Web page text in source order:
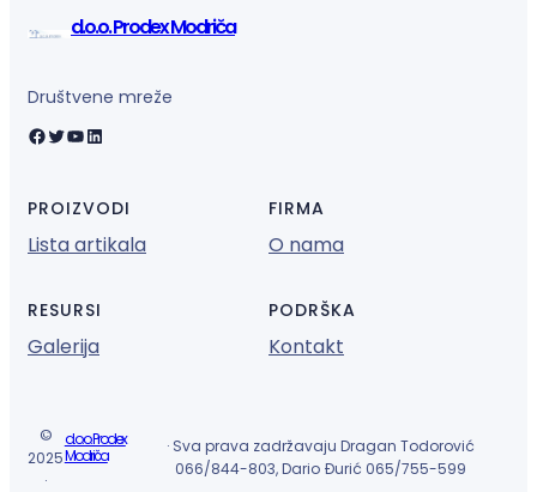
d.o.o. Prodex Modriča
Društvene mreže
Facebook Twitter YouTube LinkedIn
PROIZVODI
Lista artikala
FIRMA
O nama
RESURSI
Galerija
PODRŠKA
Kontakt
©
2025
·
d.o.o. Prodex
Modriča
· Sva prava zadržavaju Dragan Todorović
066/844-803, Dario Đurić 065/755-599